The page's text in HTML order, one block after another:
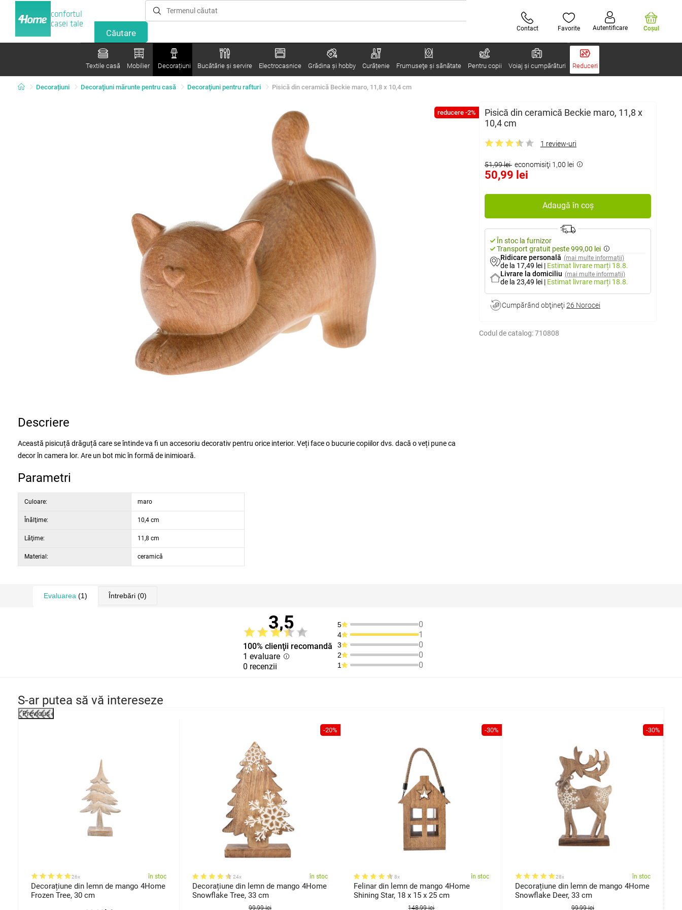
confortul
casei tale
Contact Favorite Autentificare Coşul
Textile casă Mobilier Decorațiuni Bucătărie și servire Electrocasnice Grădina şi hobby Curățenie Frumuseţe şi sănătate Pentru copii Voiaj și cumpărături Reduceri
Decorațiuni Decoraţiuni mărunte pentru casă Decoraţiuni pentru rafturi Pisică din ceramică Beckie maro, 11,8 x 10,4 cm
reducere -2%
Pisică din ceramică Beckie maro, 11,8 x
10,4 cm
1 review-uri
51,99 lei economisiţi 1,00 lei
50,99 lei
Adaugă în coș
În stoc la furnizor
Transport gratuit peste 999,00 lei
Ridicare personală (mai multe informații)
de la 17,49 lei | Estimat livrare marți 18.8.
Livrare la domiciliu (mai multe informații)
de la 23,49 lei | Estimat livrare marți 18.8.
Cumpărând obţineţi 26 Norocei
Codul de catalog:710808
Descriere
Această pisicuță drăguță care se întinde va fi un accesoriu decorativ pentru orice interior. Veți face o bucurie copiilor dvs. dacă o veți pune ca
decor în camera lor. Are un bot mic în formă de inimioară.
Parametri
Culoare: maro
Înălţime: 10,4 cm
Lăţime: 11,8 cm
Material: ceramică
Evaluarea (1) Întrebări (0)
3,5
100% clienţii recomandă
1 evaluare
0 recenzii
5 0
4 1
3 0
2 0
1 0
S-ar putea să vă intereseze
Previous
26x în stoc
Decorațiune din lemn de mango 4Home
Frozen Tree, 30 cm
-20%
24x în stoc
Decorațiune din lemn de mango 4Home
Snowflake Tree, 33 cm
99,99 lei
-30%
8x în stoc
Felinar din lemn de mango 4Home
Shining Star, 18 x 15 x 25 cm
148,99 lei
-30%
28x în stoc
Decorațiune din lemn de mango 4Home
Snowflake Deer, 33 cm
99,99 lei